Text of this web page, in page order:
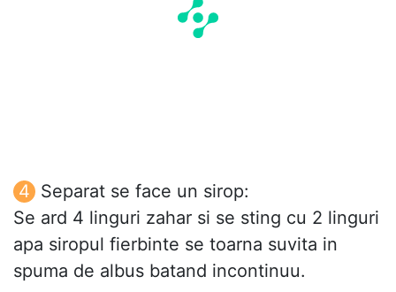
Separat se face un sirop:
Se ard 4 linguri zahar si se sting cu 2 linguri
apa siropul fierbinte se toarna suvita in
spuma de albus batand incontinuu.